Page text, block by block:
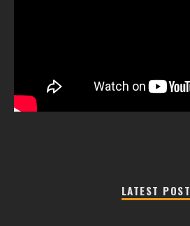
LATEST POST